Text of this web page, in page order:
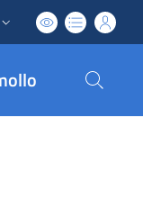
attiva: